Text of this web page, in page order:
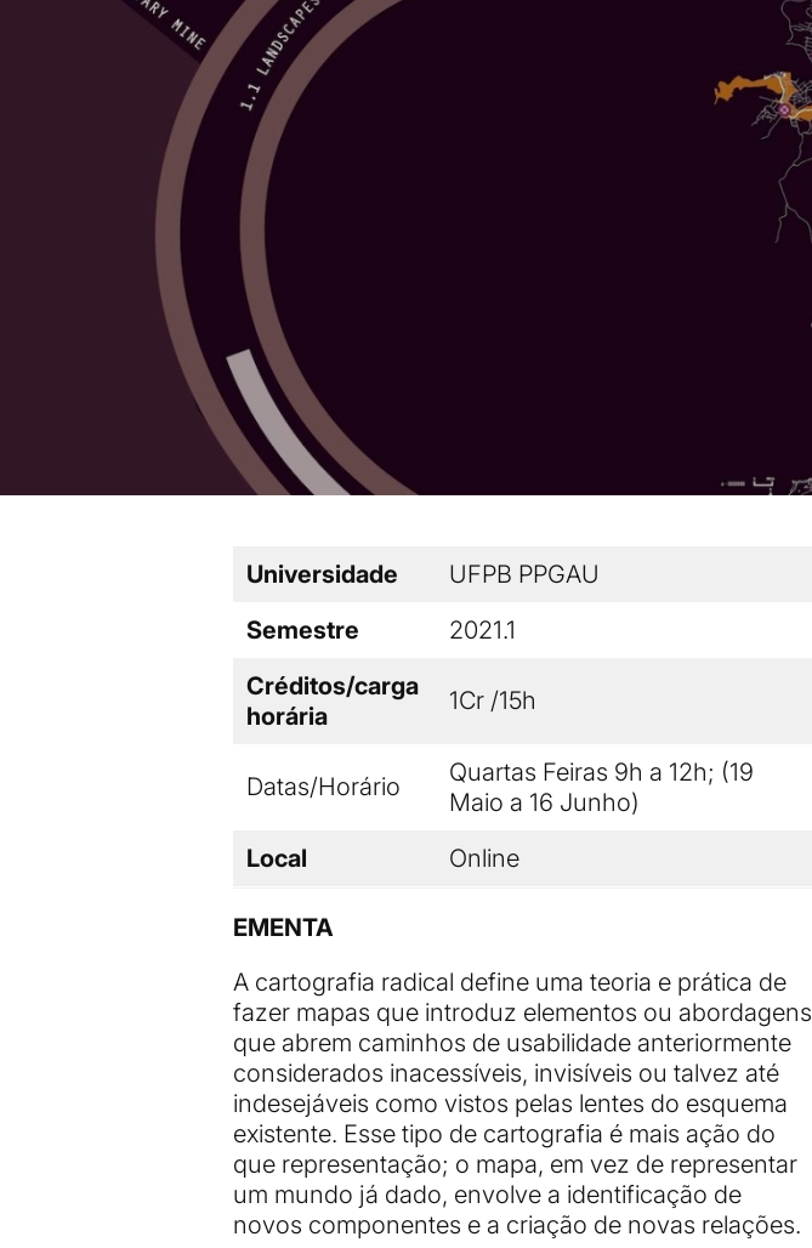
Universidade
UFPB PPGAU
Semestre
2021.1
Créditos/carga
horária
1Cr /15h
Datas/Horário
Quartas Feiras 9h a 12h; (19
Maio a 16 Junho)
Local
Online
EMENTA
A cartografia radical define uma teoria e prática de
fazer mapas que introduz elementos ou abordagens
que abrem caminhos de usabilidade anteriormente
considerados inacessíveis, invisíveis ou talvez até
indesejáveis como vistos pelas lentes do esquema
existente. Esse tipo de cartografia é mais ação do
que representação; o mapa, em vez de representar
um mundo já dado, envolve a identificação de
novos componentes e a criação de novas relações.